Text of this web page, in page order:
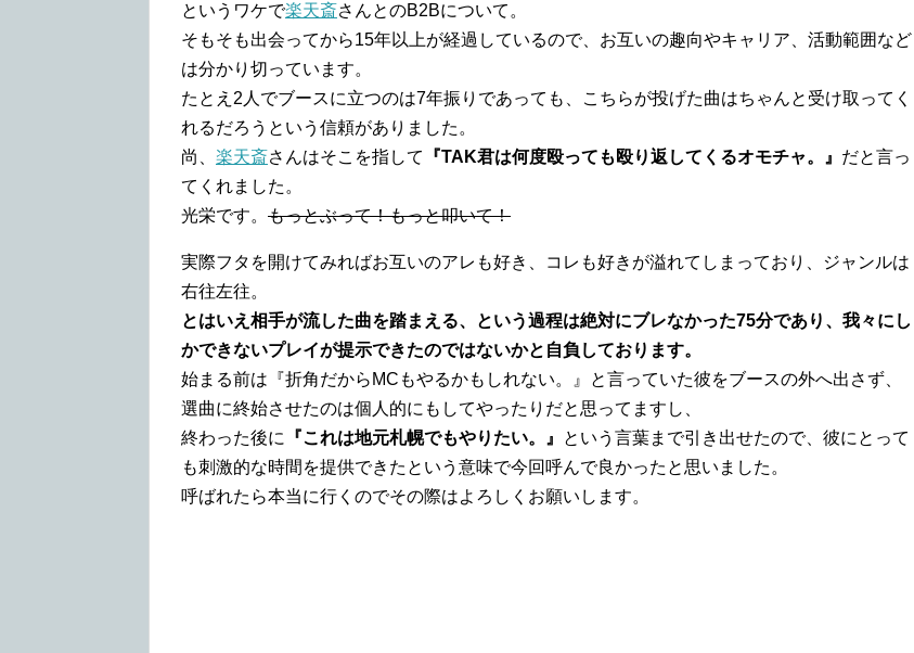
というワケで楽天斎さんとのB2Bについて。
そもそも出会ってから15年以上が経過しているので、お互いの趣向やキャリア、活動範囲など
は分かり切っています。
たとえ2人でブースに立つのは7年振りであっても、こちらが投げた曲はちゃんと受け取ってく
れるだろうという信頼がありました。
尚、 楽天斎さんはそこを指して 『TAK君は何度殴っても殴り返してくるオモチャ。』 だと言っ
てくれました。
光栄です。 もっとぶって！もっと叩いて！
実際フタを開けてみればお互いのアレも好き、コレも好きが溢れてしまっており、ジャンルは
右往左往。
とはいえ相手が流した曲を踏まえる、という過程は絶対にブレなかった75分であり、我々にし
かできないプレイが提示できたのではないかと自負しております。
始まる前は『折角だからMCもやるかもしれない。』と言っていた彼をブースの外へ出さず、
選曲に終始させたのは個人的にもしてやったりだと思ってますし、
終わった後に 『これは地元札幌でもやりたい。』
という言葉まで引き出せたので、彼にとって
も刺激的な時間を提供できたという意味で今回呼んで良かったと思いました。
呼ばれたら本当に行くのでその際はよろしくお願いします。